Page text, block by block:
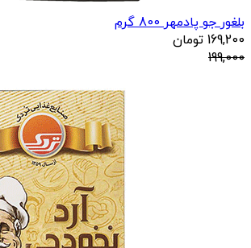
بلغور جو پادمهر 800 گرم
169,200 تومان
199,000